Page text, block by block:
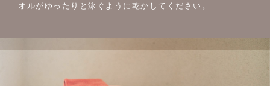
オルがゆったりと泳ぐように乾かしてください。